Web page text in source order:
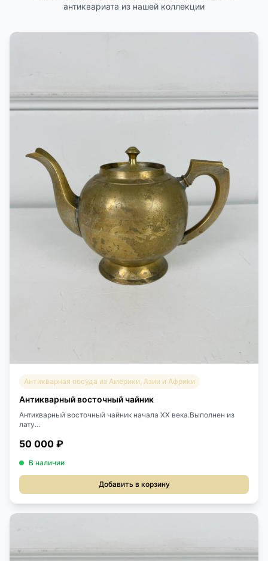
антиквариата из нашей коллекции
Антикварная посуда из Америки, Азии и Африки
Антикварный восточный чайник
Антикварный восточный чайник начала XX века.Выполнен из
лату...
50 000 ₽
В наличии
Добавить в корзину